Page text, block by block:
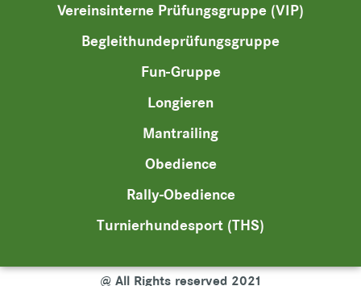
Vereinsinterne Prüfungsgruppe (VIP)
Begleithundeprüfungsgruppe
Fun-Gruppe
Longieren
Mantrailing
Obedience
Rally-Obedience
Turnierhundesport (THS)​
@ All Rights reserved 2021